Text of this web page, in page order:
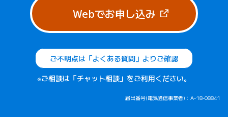
Webでお申し込み（新しいタブ
ご不明点は「よくある質問」よりご確認
※ご相談は「チャット相談」をご利用ください。
届出番号(電気通信事業者)：A-18-08841